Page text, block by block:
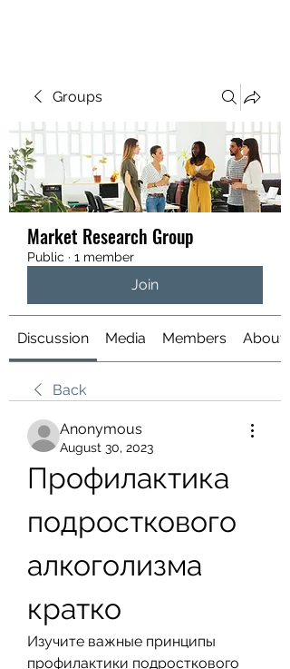
Groups
Market Research Group
Public · 1 member
Join
Discussion Media Members About
Back
Anonymous
August 30, 2023
Профилактика
подросткового
алкоголизма
кратко
Изучите важные принципы
профилактики подросткового